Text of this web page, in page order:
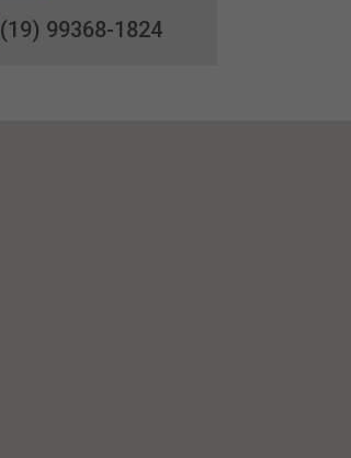
(19) 99368-1824